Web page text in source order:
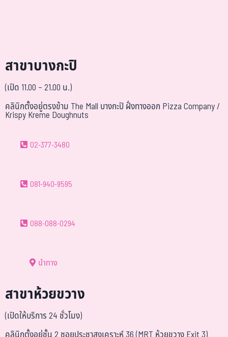
สาขาบางกะปิ
(เปิด 11.00 – 21.00 น.)
คลินิกตั้งอยู่ตรงข้าม The Mall บางกะปิ ฝั่งทางออก Pizza Company /
Krispy Kreme Doughnuts
02-377-3480
081-940-9595
088-088-0294
นำทาง
สาขาห้วยขวาง
(เปิดให้บริการ 24 ชั่วโมง)